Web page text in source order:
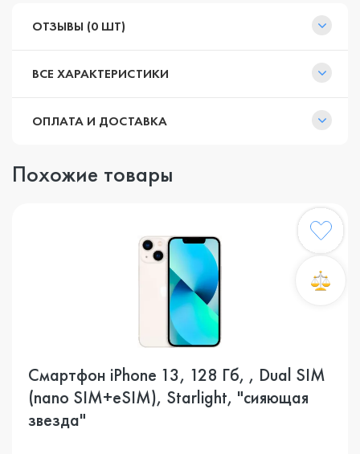
ОТЗЫВЫ (0 ШТ)
ВСЕ ХАРАКТЕРИСТИКИ
ОПЛАТА И ДОСТАВКА
Похожие товары
Смартфон iPhone 13, 128 Гб, , Dual SIM
(nano SIM+eSIM), Starlight, "сияющая
звезда"